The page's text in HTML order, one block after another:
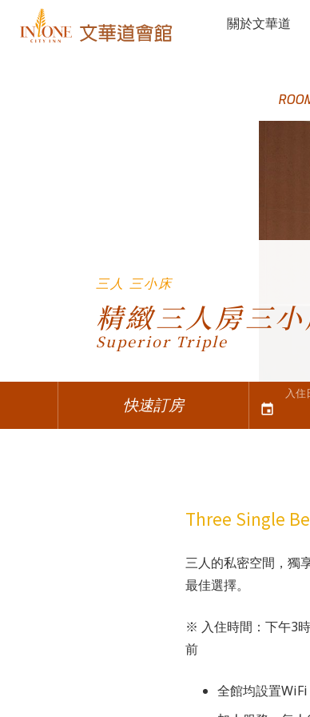
關於文華道
三人 三小床
精緻三人房三
Superior Triple
快速訂房
入住
event
Three Single
三人的私密空間，獨
最佳選擇。
※ 入住時間：下午3
前
全館均設置WiFi